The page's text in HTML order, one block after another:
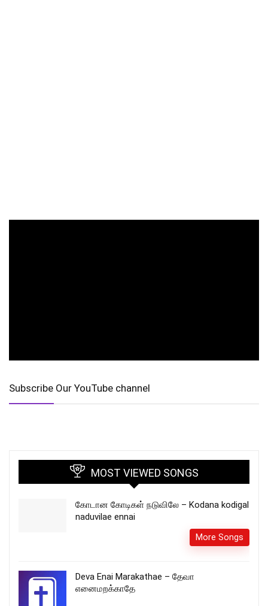
Subscribe Our YouTube channel
MOST VIEWED SONGS
கோடான கோடிகள் நடுவிலே – Kodana kodigal
naduvilae ennai
More Songs
Deva Enai Marakathae – தேவா
எனைமறக்காதே